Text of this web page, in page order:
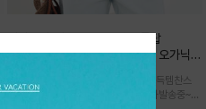
베라노바 어반 우먼 강연 코튼탑
(2color) *한여름 내내 입는 오가닉
워크 (Line Work) & 스케치/감각적
인 아트워크 프린트가 시선을 끄는 루즈
md강력추천 2026 신상품 ★대박 득템찬스
~~ 주.문.대.폭.주 - 전컬러 인기~순차발송중~★